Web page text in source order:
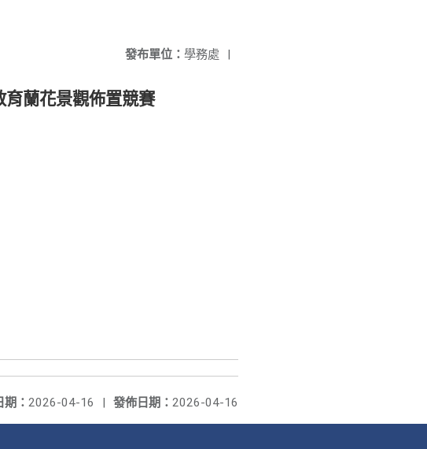
發布單位： 學務處 |
蘭花景觀佈置競賽
發佈日期： 2026-04-16
： 2026-04-16 |